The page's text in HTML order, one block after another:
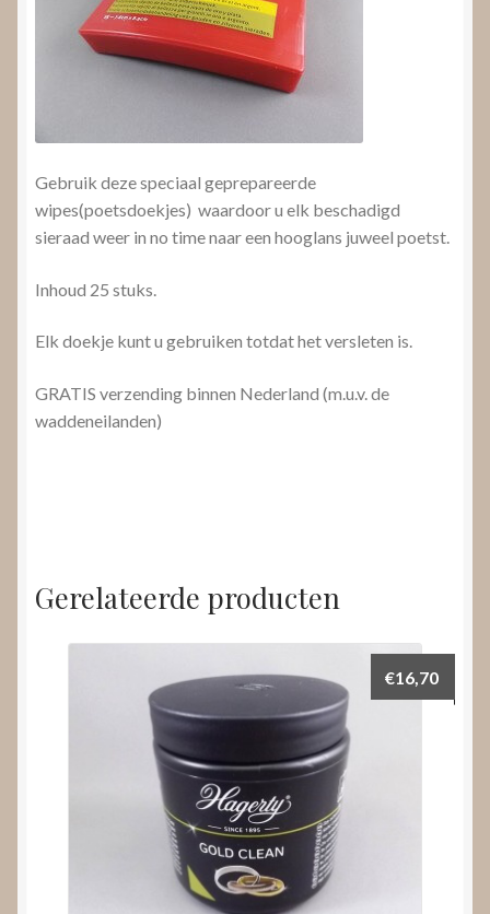
Gebruik deze speciaal geprepareerde
wipes(poetsdoekjes) waardoor u elk beschadigd
sieraad weer in no time naar een hooglans juweel poetst.
Inhoud 25 stuks.
Elk doekje kunt u gebruiken totdat het versleten is.
GRATIS verzending binnen Nederland (m.u.v. de
waddeneilanden)
Gerelateerde producten
€16,70